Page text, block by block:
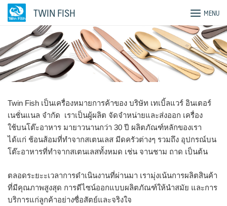
Skip
TWIN FISH MENU
Twin Fish เป็นเครื่องหมายการค้าของ บริษัท เทเบิ้ลแวร์ อินเตอร์
เนชั่นแนล จำกัด เราเป็นผู้ผลิต จัดจำหน่ายและส่งออก เครื่อง
ใช้บนโต๊ะอาหาร มายาวนานกว่า 30 ปี ผลิตภัณฑ์หลักของเรา
ได้แก่ ช้อนส้อมที่ทำจากสเตนเลส มีดครัวต่างๆ รวมถึง อุปกรณ์บน
โต๊ะอาหารที่ทำจากสเตนเลสทั้งหมด เช่น จานชาม ถาด เป็นต้น
ตลอดระยะะเวลาการดำเนินงานที่ผ่านมา เรามุ่งเน้นการผลิตสินค้า
ที่มีคุณภาพสูงสุด การดีไซน์ออกแบบผลิตภัณฑ์ให้นำสมัย และการ
บริการแก่ลูกค้าอย่างซื่อสัตย์และจริงใจ